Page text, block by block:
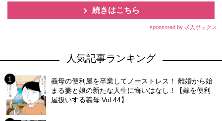
続きはこちら
sponsored by 求人ボックス
人気記事ランキング
義母の便利屋を卒業してノーストレス！ 離婚から始
まる妻と娘の新たな人生に悔いはなし！【嫁を便利
屋扱いする義母 Vol.44】